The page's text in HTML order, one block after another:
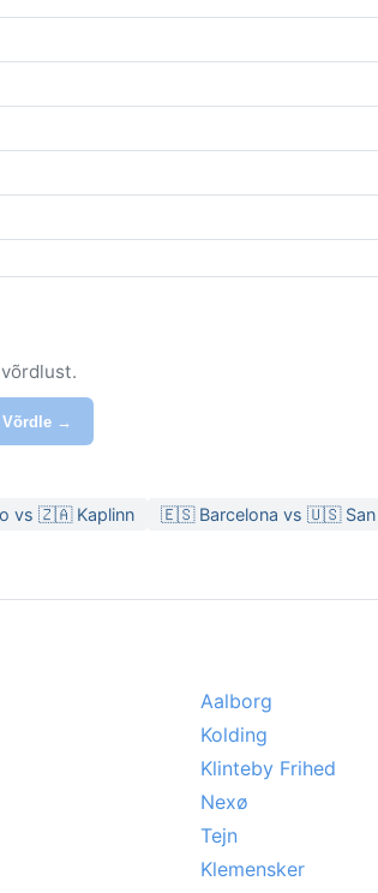
Võrdle →
vs 🇿🇦 Kaplinn
🇪🇸 Barcelona vs 🇺🇸 San
Aalborg
Kolding
Klinteby Frihed
Nexø
Tejn
Klemensker